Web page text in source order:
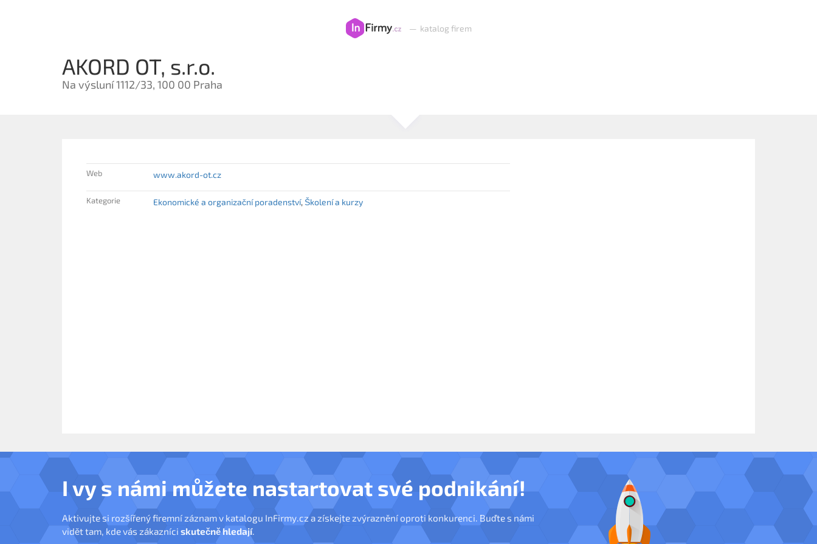
— katalog firem
AKORD OT, s.r.o.
Na výsluní 1112/33, 100 00 Praha
Web www.akord-ot.cz
Kategorie Ekonomické a organizační poradenství Školení a kurzy
I vy s námi můžete nastartovat své podnikání!
Aktivujte si rozšířený firemní záznam v katalogu InFirmy.cz a získejte zvýraznění oproti konkurenci. Buďte s námi
vidět tam, kde vás zákazníci skutečně hledají.